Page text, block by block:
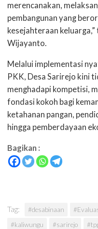
merencanakan,
pembangunan yang
kesejahteraan
Wijayanto.
Melalui implementasi
PKK, Desa Sarirejo kini
menghadapi kompetisi,
fondasi kokoh bagi
ketahanan pangan,
hingga pemberdayaan
Bagikan :
Tag: #desabinaan
#kaliwungu
#sarirejo